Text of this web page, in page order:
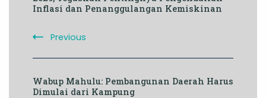
Inflasi dan Penanggulangan Kemiskinan
Previous
Wabup Mahulu: Pembangunan Daerah Harus
Dimulai dari Kampung